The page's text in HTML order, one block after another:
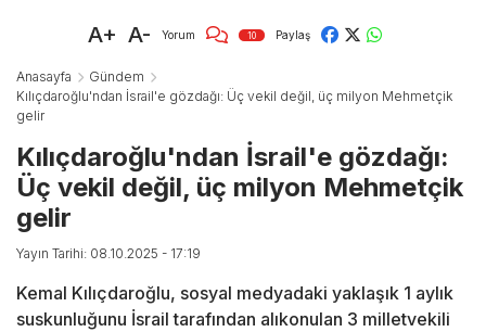
A+ A- Yorum 10 Paylaş
Anasayfa
Gündem
Kılıçdaroğlu'ndan İsrail'e gözdağı: Üç vekil değil, üç milyon Mehmetçik
gelir
Kılıçdaroğlu'ndan İsrail'e gözdağı:
Üç vekil değil, üç milyon Mehmetçik
gelir
Yayın Tarihi: 08.10.2025 - 17:19
Kemal Kılıçdaroğlu, sosyal medyadaki yaklaşık 1 aylık
suskunluğunu İsrail tarafından alıkonulan 3 milletvekili